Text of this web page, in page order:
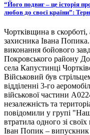
“Його подвиг – це історія
любов до своєї країни”:
Чортківщина в
захисника Івана
виконання бойового
Покровського району
села Капустинці
Військовий був
відділенні 3-го
військової частини
незалежність та
повідомили у групі
втратила одного зі
Іван Попик – випускник